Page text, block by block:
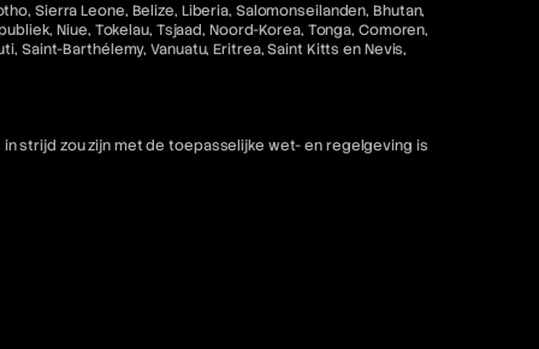
Sierra Leone, Belize, Liberia, Salomonseilanden, Bhutan,
Niue, Tokelau, Tsjaad, Noord-Korea, Tonga, Comoren,
Saint-Barthélemy, Vanuatu, Eritrea, Saint Kitts en Nevis,
strijd zou zijn met de toepasselijke wet- en regelgeving is